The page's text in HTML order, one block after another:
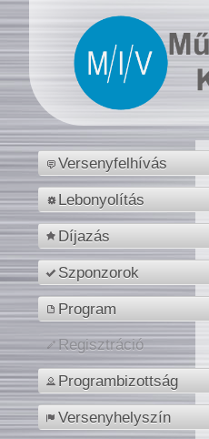
Versenyfelhívás
Lebonyolítás
Díjazás
Szponzorok
Program
Regisztráció
Programbizottság
Versenyhelyszín